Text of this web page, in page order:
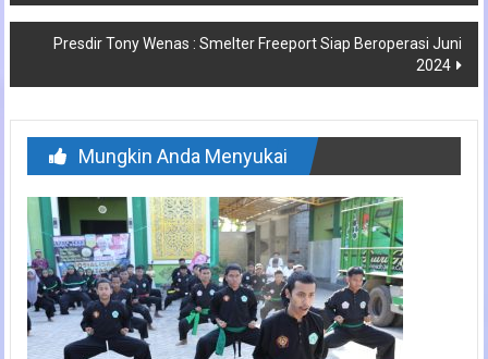
pos
Presdir Tony Wenas : Smelter Freeport Siap Beroperasi Juni
2024
Mungkin Anda Menyukai